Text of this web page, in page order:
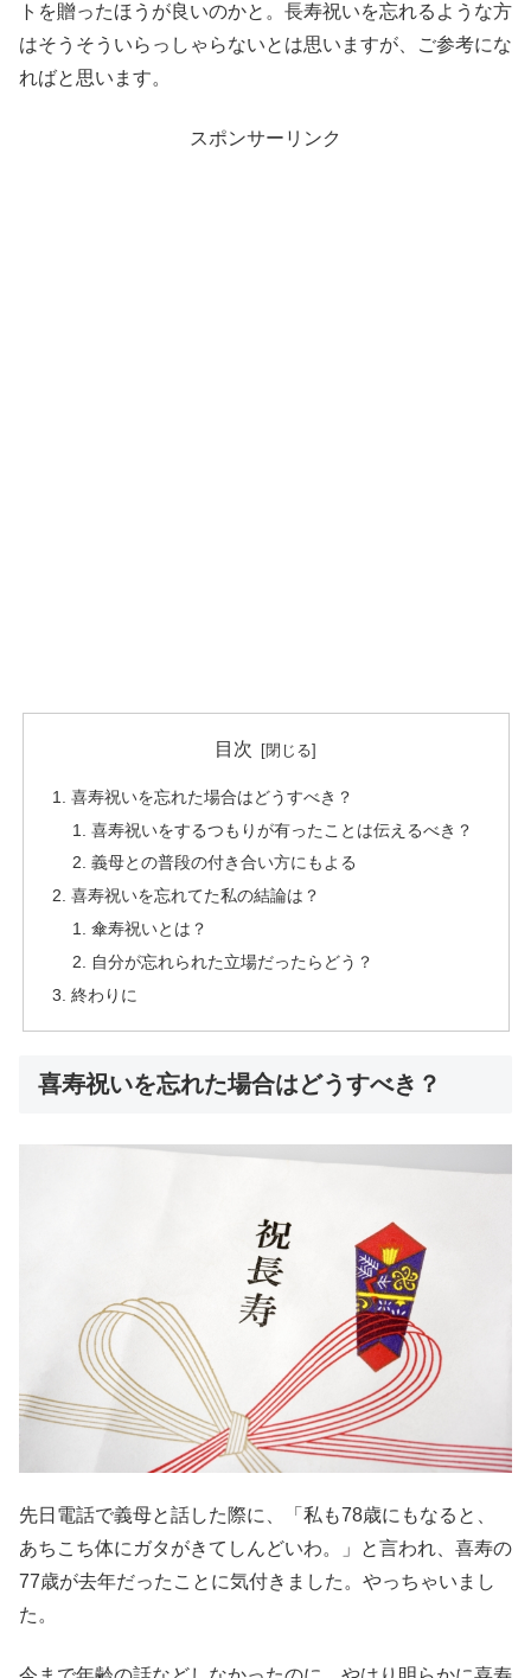
トを贈ったほうが良いのかと。長寿祝いを忘れるような方
はそうそういらっしゃらないとは思いますが、ご参考にな
ればと思います。
スポンサーリンク
目次
喜寿祝いを忘れた場合はどうすべき？
喜寿祝いをするつもりが有ったことは伝えるべき？
義母との普段の付き合い方にもよる
喜寿祝いを忘れてた私の結論は？
傘寿祝いとは？
自分が忘れられた立場だったらどう？
終わりに
喜寿祝いを忘れた場合はどうすべき？
先日電話で義母と話した際に、「私も78歳にもなると、
あちこち体にガタがきてしんどいわ。」と言われ、喜寿の
77歳が去年だったことに気付きました。やっちゃいまし
た。